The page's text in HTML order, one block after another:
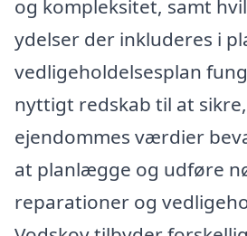
og kompleksitet, samt
ydelser der inkluderes i
vedligeholdelsesplan
nyttigt redskab til at
ejendommes værdier
at planlægge og udføre
reparationer og